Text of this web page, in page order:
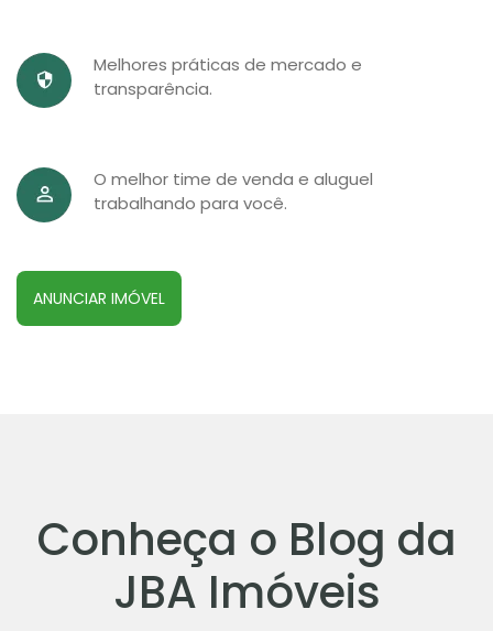
Melhores práticas de mercado e
transparência.
O melhor time de venda e aluguel
trabalhando para você.
ANUNCIAR IMÓVEL
Conheça o Blog da
JBA Imóveis